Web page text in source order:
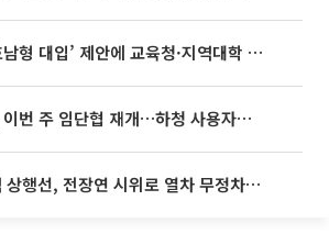
대입’ 제안에 교육청·지역대학 서·논술형 입시 연계 '착수'
현대차·기아, 이번 주 임단협 재개…하청 사용자성 재심도 ‘변수’
1호선 용산역 상행선, 전장연 시위로 열차 무정차 운행